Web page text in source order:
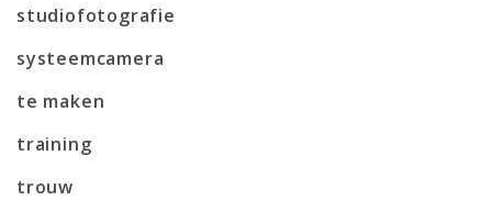
studiofotografie
systeemcamera
te maken
training
trouw